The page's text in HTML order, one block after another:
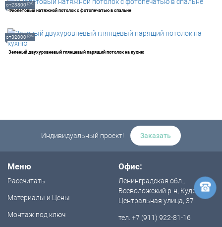
Фиолетовый натяжной потолок с фотопечатью в спальне
от23800 руб.
Зеленый двухуровневый глянцевый парящий потолок на кухню
от32000 руб.
Индивидуальный проект! Заказать
Меню
Рассчитать
Материалы и Цены
Монтаж под ключ
Офис:
Ленинградская обл.,
Всеволожский р-н, Кудрово,
Центральная улица, 37
тел. +7 (911) 922-81-16